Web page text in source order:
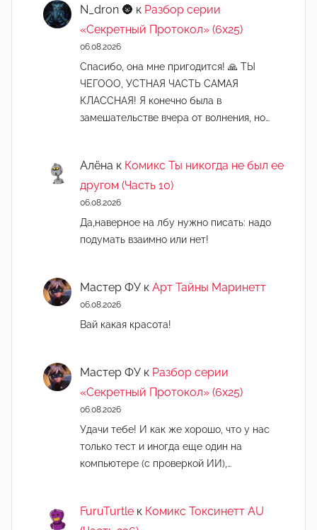
N_dron 🌚 к Разбор серии
«Секретный Протокол» (6х25)
06.08.2026
Спасибо, она мне пригодится! 🙏 ТЫ
ЧЕГООО, УСТНАЯ ЧАСТЬ САМАЯ
КЛАССНАЯ! Я конечно была в
замешательстве вчера от волнения, но…
Алёна к Комикс Ты никогда не был ее
другом (Часть 10)
06.08.2026
Да,наверное на лбу нужно писать: надо
подумать взаимно или нет!
Мастер ФУ к Арт Тайны Маринетт
06.08.2026
Вай какая красота!
Мастер ФУ к Разбор серии
«Секретный Протокол» (6х25)
06.08.2026
Удачи тебе! И как же хорошо, что у нас
только тест и иногда еще один на
компьютере (с проверкой ИИ),…
FuruTurtle к Комикс Токсинетт AU